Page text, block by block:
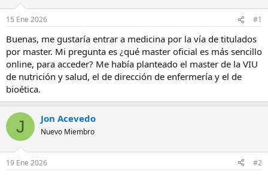
i
n
c
i
o
15 Ene 2026 #1
Buenas, me gustaría entrar a medicina por la vía de titulados
por master. Mi pregunta es ¿qué master oficial es más sencillo
online, para acceder? Me había planteado el master de la VIU
de nutrición y salud, el de dirección de enfermería y el de
bioética.
J Jon Acevedo
Nuevo Miembro
19 Ene 2026 #2